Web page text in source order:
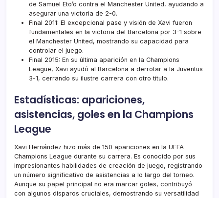
de Samuel Eto’o contra el Manchester United, ayudando a
asegurar una victoria de 2-0.
Final 2011: El excepcional pase y visión de Xavi fueron
fundamentales en la victoria del Barcelona por 3-1 sobre
el Manchester United, mostrando su capacidad para
controlar el juego.
Final 2015: En su última aparición en la Champions
League, Xavi ayudó al Barcelona a derrotar a la Juventus
3-1, cerrando su ilustre carrera con otro título.
Estadísticas: apariciones,
asistencias, goles en la Champions
League
Xavi Hernández hizo más de 150 apariciones en la UEFA
Champions League durante su carrera. Es conocido por sus
impresionantes habilidades de creación de juego, registrando
un número significativo de asistencias a lo largo del torneo.
Aunque su papel principal no era marcar goles, contribuyó
con algunos disparos cruciales, demostrando su versatilidad